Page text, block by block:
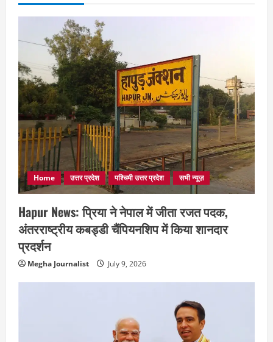
Home उत्तर प्रदेश पश्चिमी उत्तर प्रदेश सभी न्यूज़
Hapur News: प्रिया ने नेपाल में जीता रजत पदक,
अंतरराष्ट्रीय कबड्डी चैंपियनशिप में किया शानदार
प्रदर्शन
Megha Journalist July 9, 2026